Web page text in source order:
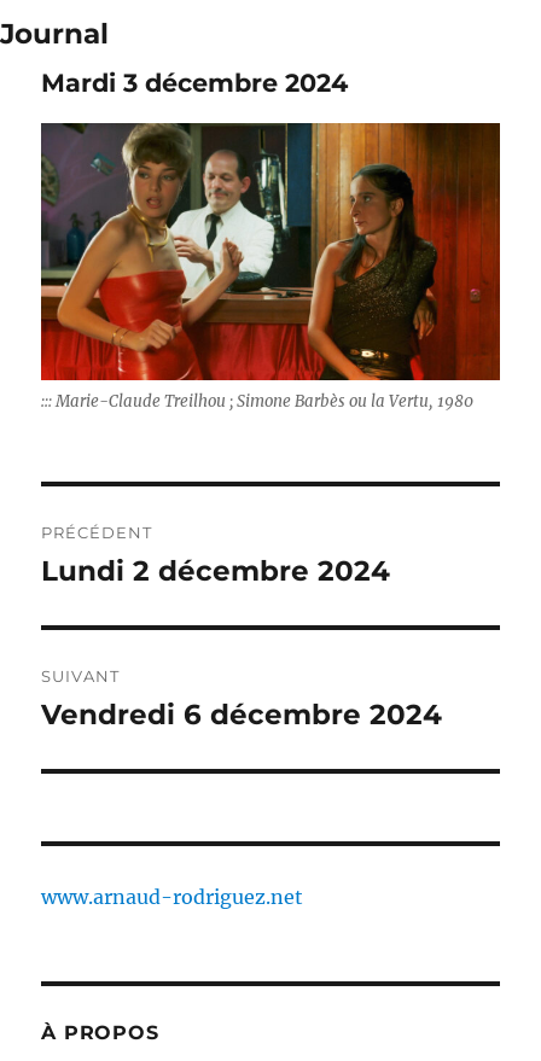
Journal
Mardi 3 décembre 2024
::: Marie-Claude Treilhou ; Simone Barbès ou la Vertu, 1980
de
PRÉCÉDENT
Publication
Lundi 2 décembre 2024
SUIVANT
Publication
Vendredi 6 décembre 2024
www.arnaud-rodriguez.net
À PROPOS